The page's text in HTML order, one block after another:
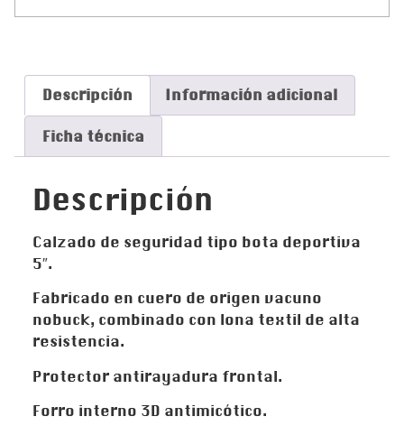
Descripción Información adicional
Ficha técnica
Descripción
Calzado de seguridad tipo bota deportiva
5″.
Fabricado en cuero de origen vacuno
nobuck, combinado con lona textil de alta
resistencia.
Protector antirayadura frontal.
Forro interno 3D antimicótico.